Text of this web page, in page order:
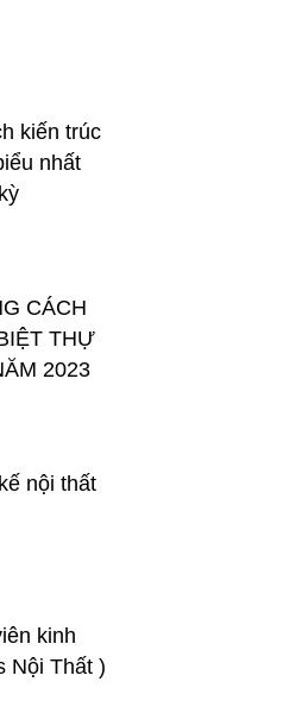
kiến trúc
nhất
CÁCH
THỰ
2023
nội thất
kinh
Nội Thất )